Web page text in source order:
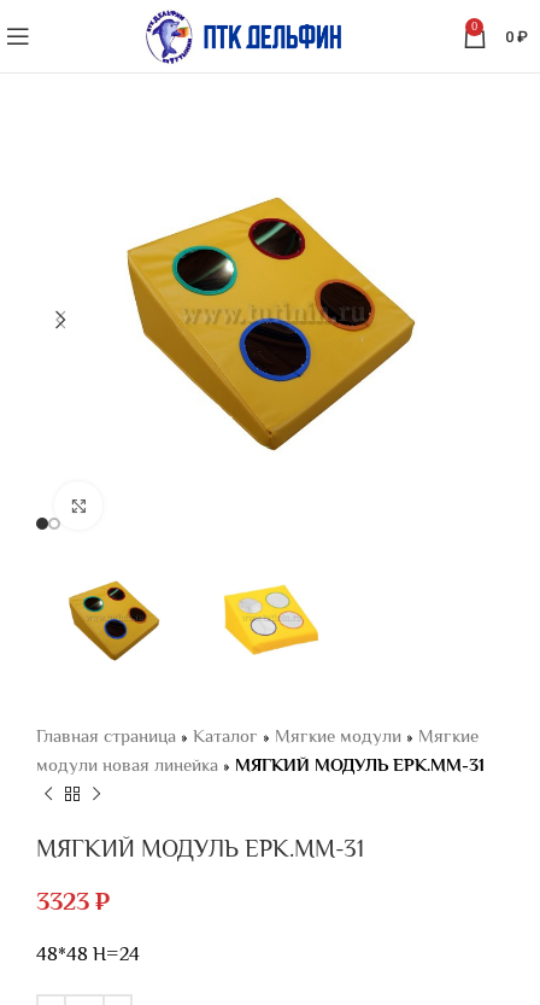
0
0 ₽
Главная страница » Каталог » Мягкие модули » Мягкие
модули новая линейка » МЯГКИЙ МОДУЛЬ ЕРК.ММ-31
МЯГКИЙ МОДУЛЬ ЕРК.ММ-31
3323 ₽
48*48 H=24